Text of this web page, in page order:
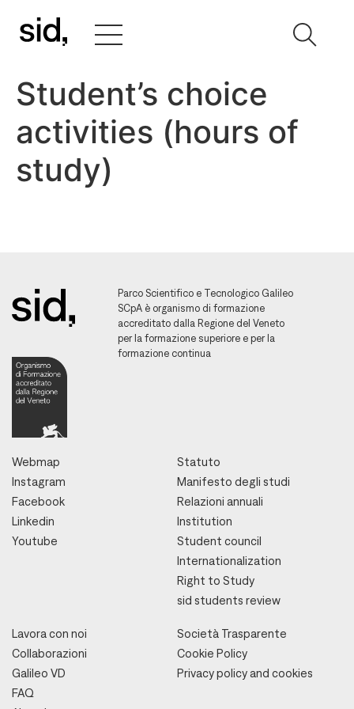
Student’s choice
activities (hours of
study)
Parco Scientifico e Tecnologico Galileo
SCpA è organismo di formazione
accreditato dalla Regione del Veneto
per la formazione superiore e per la
formazione continua
Webmap
Instagram
Facebook
Linkedin
Youtube
Statuto
Manifesto degli studi
Relazioni annuali
Institution
Student council
Internationalization
Right to Study
sid students review
Lavora con noi
Collaborazioni
Galileo VD
FAQ
Società Trasparente
Cookie Policy
Privacy policy and cookies